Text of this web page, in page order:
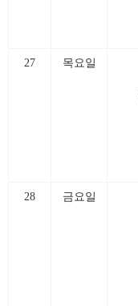
27 목요일
28 금요일